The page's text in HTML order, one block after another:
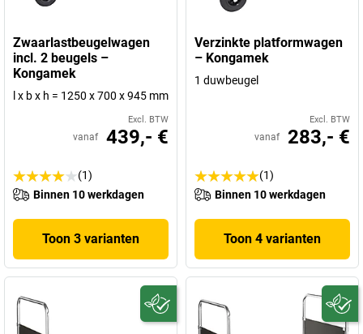
Zwaarlastbeugelwagen
incl. 2 beugels –
Kongamek
l x b x h = 1250 x 700 x 945 mm
Excl. BTW
vanaf 439,- €
(1)
Binnen 10 werkdagen
Toon 3 varianten
Verzinkte platformwagen
– Kongamek
1 duwbeugel
Excl. BTW
vanaf 283,- €
(1)
Binnen 10 werkdagen
Toon 4 varianten